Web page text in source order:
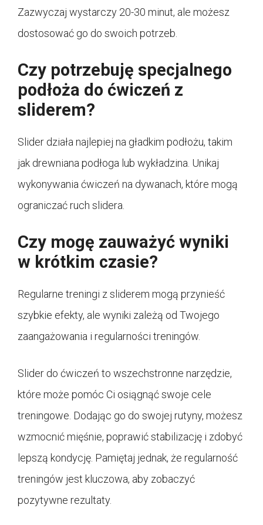
Zazwyczaj wystarczy 20-30 minut, ale możesz
dostosować go do swoich potrzeb.
Czy potrzebuję specjalnego
podłoża do ćwiczeń z
sliderem?
Slider działa najlepiej na gładkim podłożu, takim
jak drewniana podłoga lub wykładzina. Unikaj
wykonywania ćwiczeń na dywanach, które mogą
ograniczać ruch slidera.
Czy mogę zauważyć wyniki
w krótkim czasie?
Regularne treningi z sliderem mogą przynieść
szybkie efekty, ale wyniki zależą od Twojego
zaangażowania i regularności treningów.
Slider do ćwiczeń to wszechstronne narzędzie,
które może pomóc Ci osiągnąć swoje cele
treningowe. Dodając go do swojej rutyny, możesz
wzmocnić mięśnie, poprawić stabilizację i zdobyć
lepszą kondycję. Pamiętaj jednak, że regularność
treningów jest kluczowa, aby zobaczyć
pozytywne rezultaty.